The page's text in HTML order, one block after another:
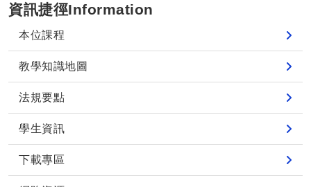
資訊捷徑Information
本位課程
教學知識地圖
法規要點
學生資訊
下載專區